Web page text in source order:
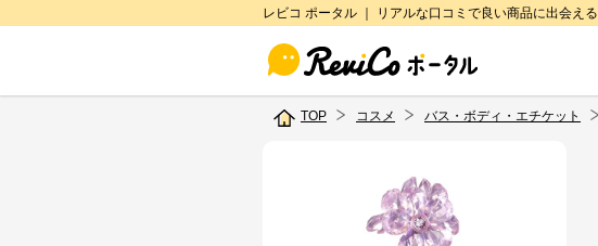
レビコ ポータル ｜ リアルな口コミで良い商品に出会える
TOP コスメ バス・ボディ・エチケット